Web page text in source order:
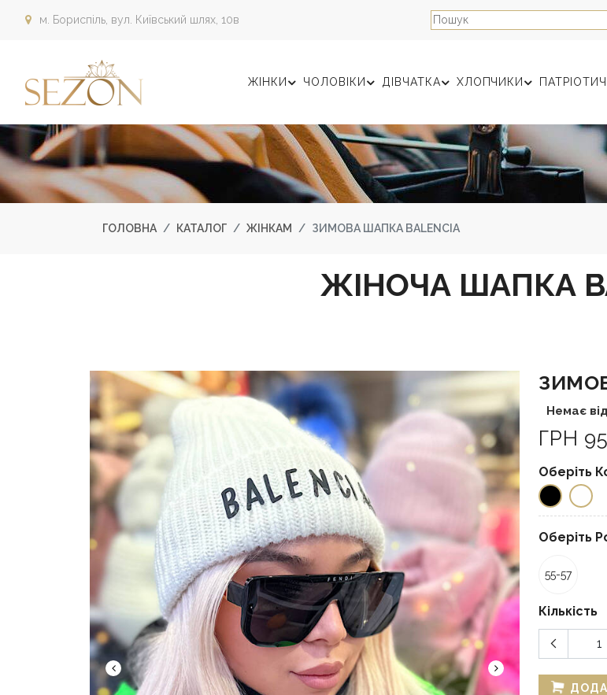
м. Бориспіль, вул. Київський шлях, 10в
ЖІНКИ ЧОЛОВІКИ ДІВЧАТКА ХЛОПЧИКИ
ГОЛОВНА КАТАЛОГ ЖІНКАМ ЗИМОВА ШАПКА BALENCIA
ЖІНОЧА ШАПКА
Немає
ГРН
Оберіть
Оберіть
55-57
Кількість